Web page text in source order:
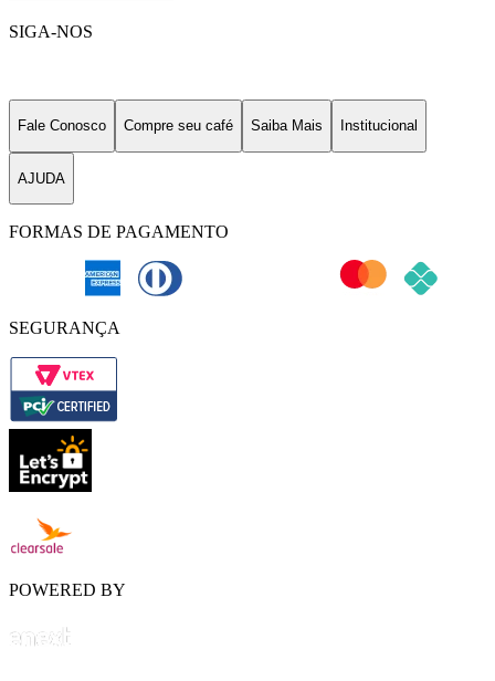
SIGA-NOS
Fale Conosco Compre seu café Saiba Mais Institucional
AJUDA
FORMAS DE PAGAMENTO
SEGURANÇA
POWERED BY